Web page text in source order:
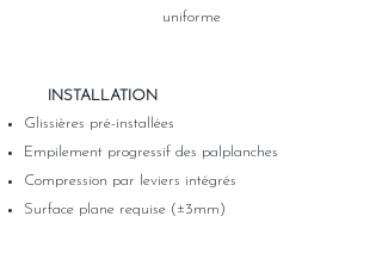
uniforme
INSTALLATION
Glissières pré-installées
Empilement progressif des palplanches
Compression par leviers intégrés
Surface plane requise (±3mm)